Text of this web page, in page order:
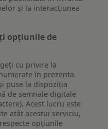
și la interacțiunea
opțiunile de
cu privire la
în prezenta
puse la dispoziția
de semnale digitale
Acest lucru este
atât acestui serviciu,
opțiunile